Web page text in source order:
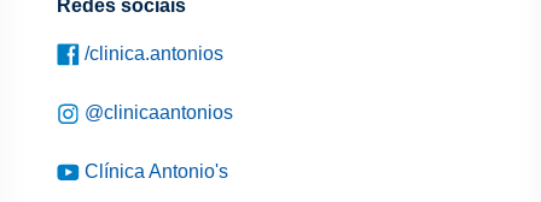
Redes sociais
/clinica.antonios
@clinicaantonios
Clínica Antonio's